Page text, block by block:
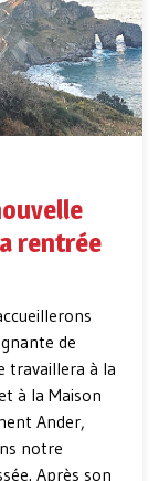
rentrée
de
travaillera à la
à la Maison
Ander,
notre
Après son